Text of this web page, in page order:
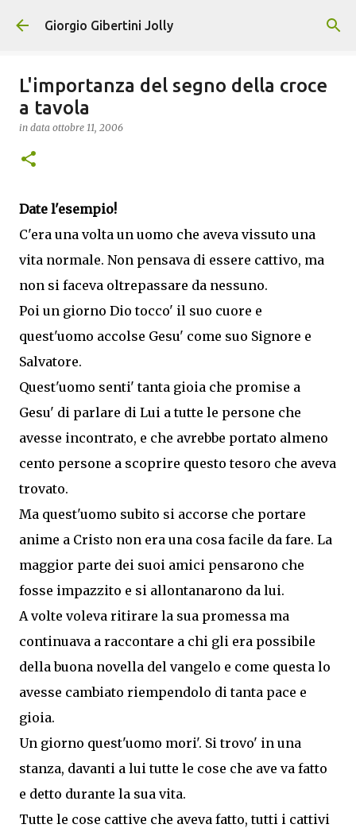
Passa ai contenuti principali
Giorgio Gibertini Jolly
L'importanza del segno della croce
a tavola
in data ottobre 11, 2006
Date l'esempio!
C'era una volta un uomo che aveva vissuto una
vita normale. Non pensava di essere cattivo, ma
non si faceva oltrepassare da nessuno.
Poi un giorno Dio tocco' il suo cuore e
quest'uomo accolse Gesu' come suo Signore e
Salvatore.
Quest'uomo senti' tanta gioia che promise a
Gesu' di parlare di Lui a tutte le persone che
avesse incontrato, e che avrebbe portato almeno
cento persone a scoprire questo tesoro che aveva
trovato.
Ma quest'uomo subito si accorse che portare
anime a Cristo non era una cosa facile da fare. La
maggior parte dei suoi amici pensarono che
fosse impazzito e si allontanarono da lui.
A volte voleva ritirare la sua promessa ma
continuava a raccontare a chi gli era possibile
della buona novella del vangelo e come questa lo
avesse cambiato riempendolo di tanta pace e
gioia.
Un giorno quest'uomo mori'. Si trovo' in una
stanza, davanti a lui tutte le cose che ave va fatto
e detto durante la sua vita.
Tutte le cose cattive che aveva fatto, tutti i cattivi